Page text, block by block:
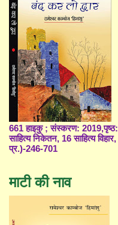
661 हाइकु ; संस्करण:
साहित्य निकेतन, 16 साहित्य
प्र.)-246-701
माटी की नाव